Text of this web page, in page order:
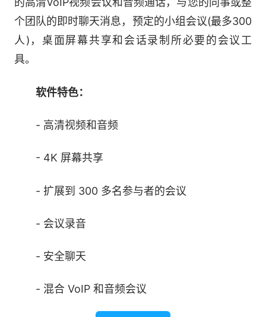
个团队的即时聊天消息，预定的小组会议(最多300
人)，桌面屏幕共享和会话录制所必要的会议工
具。
软件特色：
- 高清视频和音频
- 4K 屏幕共享
- 扩展到 300 多名参与者的会议
- 会议录音
- 安全聊天
- 混合 VoIP 和音频会议